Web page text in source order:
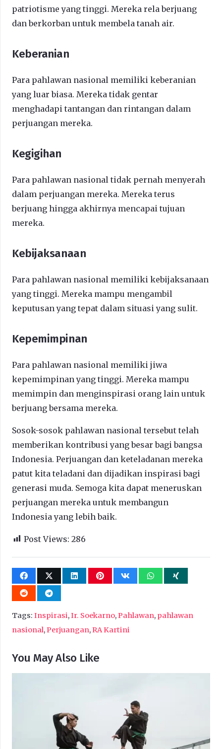
patriotisme yang tinggi. Mereka rela berjuang
dan berkorban untuk membela tanah air.
Keberanian
Para pahlawan nasional memiliki keberanian
yang luar biasa. Mereka tidak gentar
menghadapi tantangan dan rintangan dalam
perjuangan mereka.
Kegigihan
Para pahlawan nasional tidak pernah menyerah
dalam perjuangan mereka. Mereka terus
berjuang hingga akhirnya mencapai tujuan
mereka.
Kebijaksanaan
Para pahlawan nasional memiliki kebijaksanaan
yang tinggi. Mereka mampu mengambil
keputusan yang tepat dalam situasi yang sulit.
Kepemimpinan
Para pahlawan nasional memiliki jiwa
kepemimpinan yang tinggi. Mereka mampu
memimpin dan menginspirasi orang lain untuk
berjuang bersama mereka.
Sosok-sosok pahlawan nasional tersebut telah
memberikan kontribusi yang besar bagi bangsa
Indonesia. Perjuangan dan keteladanan mereka
patut kita teladani dan dijadikan inspirasi bagi
generasi muda. Semoga kita dapat meneruskan
perjuangan mereka untuk membangun
Indonesia yang lebih baik.
Post Views: 286
Tags: Inspirasi,Ir. Soekarno,Pahlawan, pahlawan
nasional,Perjuangan,RA Kartini
You May Also Like